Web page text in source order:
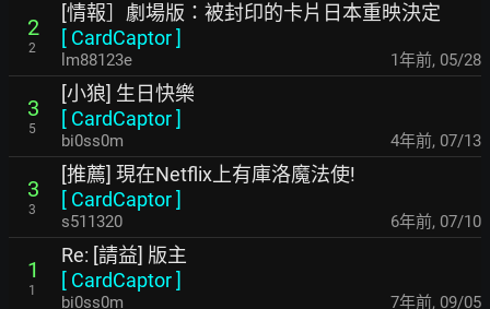
2
2
[情報］劇場版：被封印的卡片日本重映決定
[ CardCaptor]
lm88123e 1年前, 05/28
3
5
[小狼] 生日快樂
[ CardCaptor]
bi0ss0m 4年前, 07/13
3
3
[推薦] 現在Netflix上有庫洛魔法使!
[ CardCaptor]
s511320 6年前, 07/10
1
1
Re: [請益] 版主
[ CardCaptor]
bi0ss0m 7年前, 09/05